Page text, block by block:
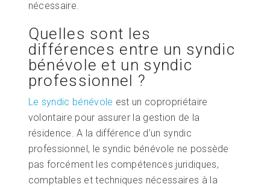
nécessaire.
Quelles sont les
différences entre un syndic
bénévole et un syndic
professionnel ?
Le syndic bénévole est un copropriétaire
volontaire pour assurer la gestion de la
résidence. A la différence d’un syndic
professionnel, le syndic bénévole ne possède
pas forcément les compétences juridiques,
comptables et techniques nécessaires à la